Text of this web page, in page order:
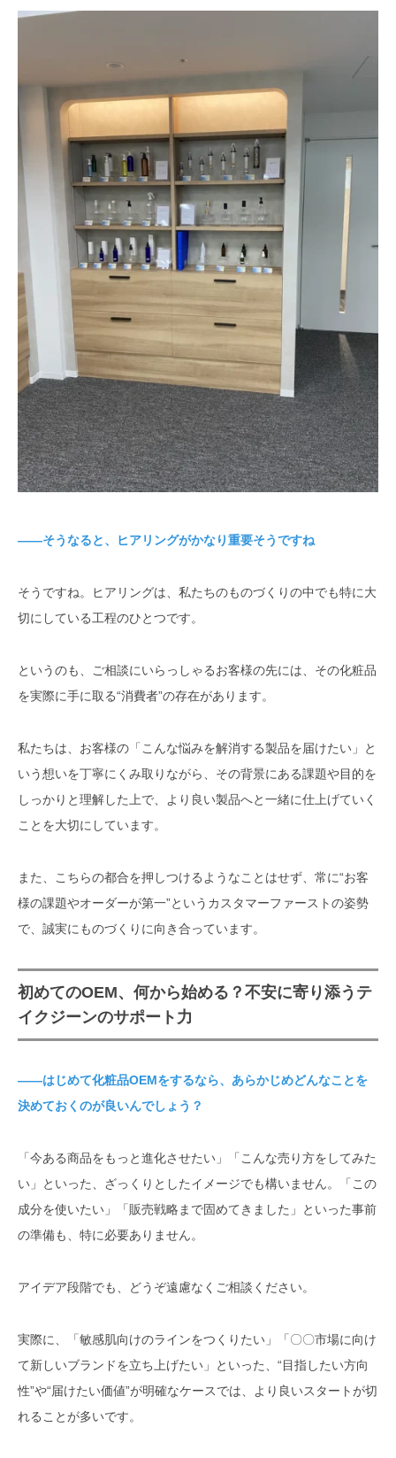
――そうなると、ヒアリングがかなり重要そうですね
そうですね。ヒアリングは、私たちのものづくりの中でも特に大
切にしている工程のひとつです。
というのも、ご相談にいらっしゃるお客様の先には、その化粧品
を実際に手に取る“消費者”の存在があります。
私たちは、お客様の「こんな悩みを解消する製品を届けたい」と
いう想いを丁寧にくみ取りながら、その背景にある課題や目的を
しっかりと理解した上で、より良い製品へと一緒に仕上げていく
ことを大切にしています。
また、こちらの都合を押しつけるようなことはせず、常に“お客
様の課題やオーダーが第一”というカスタマーファーストの姿勢
で、誠実にものづくりに向き合っています。
初めてのOEM、何から始める？不安に寄り添うテ
イクジーンのサポート力
――はじめて化粧品OEMをするなら、あらかじめどんなことを
決めておくのが良いんでしょう？
「今ある商品をもっと進化させたい」「こんな売り方をしてみた
い」といった、ざっくりとしたイメージでも構いません。「この
成分を使いたい」「販売戦略まで固めてきました」といった事前
の準備も、特に必要ありません。
アイデア段階でも、どうぞ遠慮なくご相談ください。
実際に、「敏感肌向けのラインをつくりたい」「〇〇市場に向け
て新しいブランドを立ち上げたい」といった、“目指したい方向
性”や“届けたい価値”が明確なケースでは、より良いスタートが切
れることが多いです。